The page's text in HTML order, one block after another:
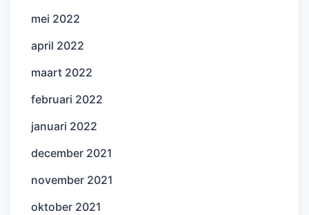
mei 2022
april 2022
maart 2022
februari 2022
januari 2022
december 2021
november 2021
oktober 2021